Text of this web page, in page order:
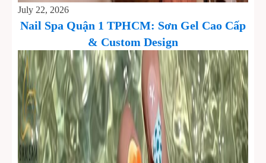
July 22, 2026
Nail Spa Quận 1 TPHCM: Sơn Gel Cao Cấp
& Custom Design